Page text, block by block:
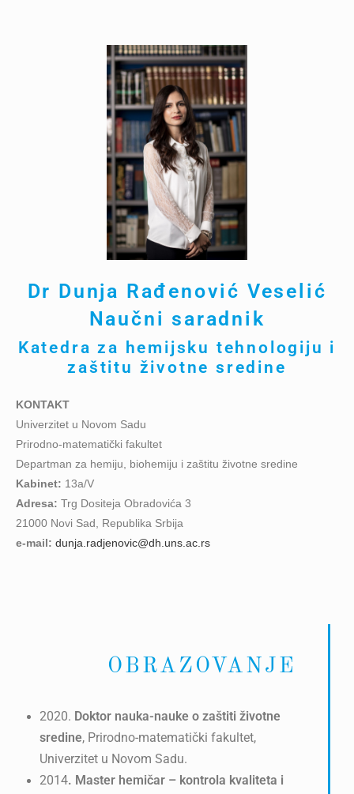
Dr Dunja Rađenović Veselić
Naučni saradnik
Katedra za hemijsku tehnologiju i
zaštitu životne sredine
KONTAKT
Univerzitet u Novom Sadu
Prirodno-matematički fakultet
Departman za hemiju, biohemiju i zaštitu životne sredine
Kabinet: 13a/V
Adresa: Trg Dositeja Obradovića 3
21000 Novi Sad, Republika Srbija
e-mail: dunja.radjenovic@dh.uns.ac.rs
OBRAZOVANJE
2020. Doktor nauka-nauke o zaštiti životne
sredine, Prirodno-matematički fakultet,
Univerzitet u Novom Sadu.
2014. Master hemičar – kontrola kvaliteta i